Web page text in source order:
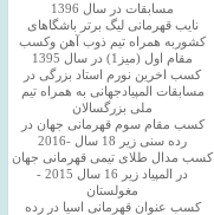
مسابقات در سال 1396
نایب قهرمانی لیگ برتر باشگاهای
کشوربه همراه تیم ذوب آهن وکسب
مقام اول (میز1) در سال 1395
کسب اخرین نورم استاد بزرگی در
مسابقات المپیادجهانی به همراه تیم
ملی بزرگسالان
کسب مقام سوم قهرمانی جهان در
رده سنی زیر 18 سال -2016
کسب مدال طلای تیمی قهرمانی جهان
در المپیاد زیر 16 سال 2015 -
مغولستان
کسب عنوان قهرمانی اسیا در رده